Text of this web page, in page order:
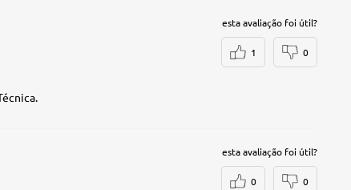
esta avaliação foi útil?
1 0
esta avaliação foi útil?
0 0